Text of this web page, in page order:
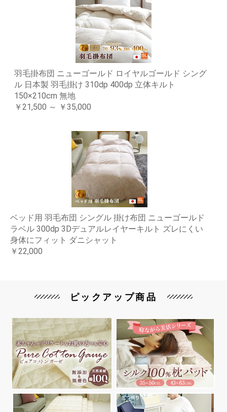
羽毛掛布団 ニューゴールド ロイヤルゴールド シング
ル 日本製 羽毛掛け 310dp 400dp 立体キルト
150×210cm 無地
￥21,500 ～ ￥35,000
ベッド用 羽毛布団 シングル 掛け布団 ニューゴールド
ラベル 300dp 3Dデュアルレイヤーキルト ズレにくい
身体にフィット ダニシャット
￥22,000
ピックアップ商品